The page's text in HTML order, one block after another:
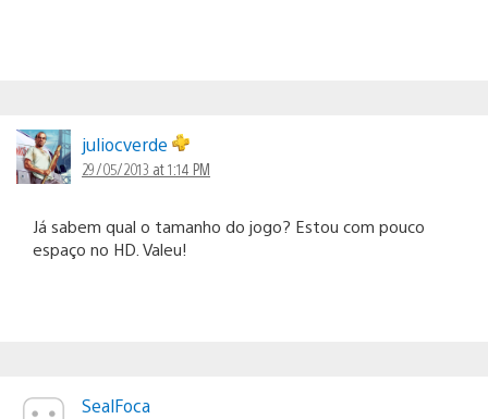
juliocverde
29/05/2013 at 1:14 PM
Já sabem qual o tamanho do jogo? Estou com pouco
espaço no HD. Valeu!
SealFoca